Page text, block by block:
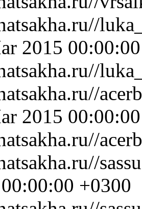
2015
2015
+0300